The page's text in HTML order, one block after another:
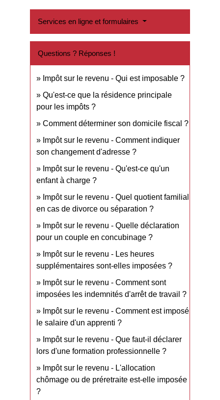
Services en ligne et formulaires
Questions ? Réponses !
Impôt sur le revenu - Qui est imposable ?
Qu'est-ce que la résidence principale
pour les impôts ?
Comment déterminer son domicile fiscal ?
Impôt sur le revenu - Comment indiquer
son changement d'adresse ?
Impôt sur le revenu - Qu'est-ce qu'un
enfant à charge ?
Impôt sur le revenu - Quel quotient familial
en cas de divorce ou séparation ?
Impôt sur le revenu - Quelle déclaration
pour un couple en concubinage ?
Impôt sur le revenu - Les heures
supplémentaires sont-elles imposées ?
Impôt sur le revenu - Comment sont
imposées les indemnités d'arrêt de travail ?
Impôt sur le revenu - Comment est imposé
le salaire d'un apprenti ?
Impôt sur le revenu - Que faut-il déclarer
lors d'une formation professionnelle ?
Impôt sur le revenu - L'allocation
chômage ou de préretraite est-elle imposée
?